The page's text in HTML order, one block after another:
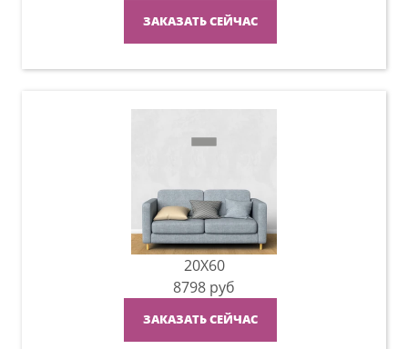
ЗАКАЗАТЬ СЕЙЧАС
20X60
8798 руб
ЗАКАЗАТЬ СЕЙЧАС